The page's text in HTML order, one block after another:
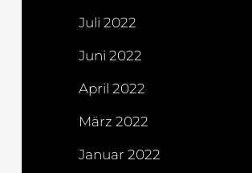
Juli 2022
Juni 2022
April 2022
März 2022
Januar 2022